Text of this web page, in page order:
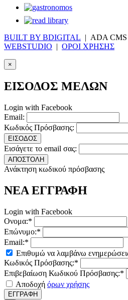
BUILT BY BDIGITAL | ADA
WEBSTUDIO | ΟΡΟΙ ΧΡΗΣΗΣ
×
ΕΙΣΟΔΟΣ ΜΕΛΩΝ
Login with Facebook
Email:
Κωδικός Πρόσβασης:
ΕΙΣΟΔΟΣ
Εισάγετε το email σας:
ΑΠΟΣΤΟΛΗ
Ανάκτηση κωδικού πρόσβασης
ΝΕΑ ΕΓΓΡΑΦΗ
Login with Facebook
Ονομα:*
Επώνυμο:*
Email:*
Επιθυμώ να λαμβάνω
Κωδικός Πρόσβασης:*
Επιβεβαίωση Κωδικού Πρόσβασης:*
Αποδοχή όρων χρήσης
ΕΓΓΡΑΦΗ